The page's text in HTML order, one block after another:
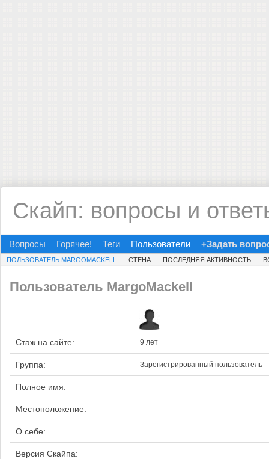
Скайп: вопросы и
Вопросы Горячее! Теги Пользователи +Задать
ПОЛЬЗОВАТЕЛЬ MARGOMACKELL СТЕНА ПОСЛЕДНЯЯ АКТИВНОСТЬ
Пользователь MargoMackell
Стаж на сайте: 9 лет
Группа: Зарегистрированный пользователь
Полное имя:
Местоположение:
О себе:
Версия Скайпа: